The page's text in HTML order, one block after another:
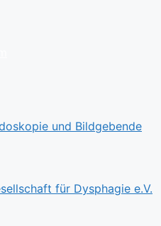
und Bildgebende
für Dysphagie e.V.